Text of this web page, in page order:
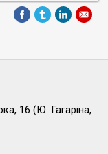
16 (Ю. Гагаріна,